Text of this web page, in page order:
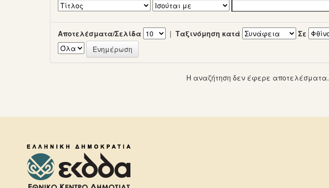
Αποτελέσματα/Σελίδα | Ταξινόμηση κατά Σε
Η αναζήτηση δεν έφερε αποτελέσματα.